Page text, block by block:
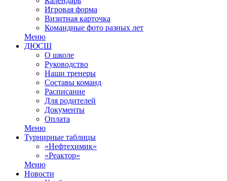
Игровая форма
Визитная карточка
Командные фото разных лет
Меню
ДЮСШ
О школе
Руководство
Наши тренеры
Составы команд
Расписание
Для родителей
Документы
Оплата
Меню
Турнирные таблицы
«Нефтехимик»
«Реактор»
Меню
Новости